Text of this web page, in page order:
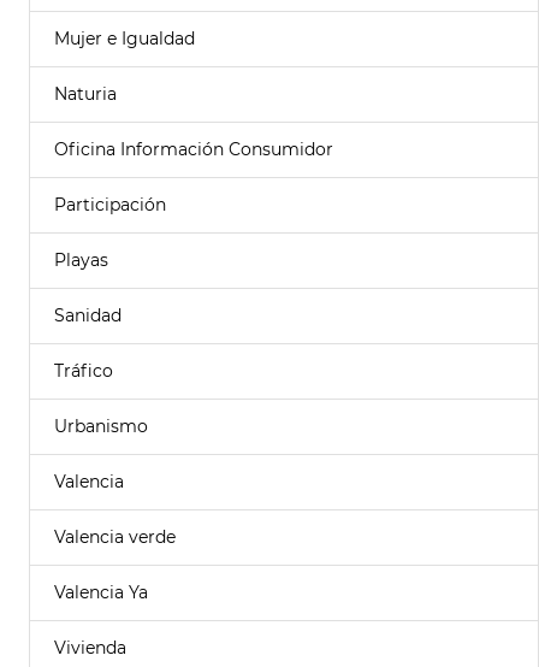
Mujer e Igualdad
Naturia
Oficina Información Consumidor
Participación
Playas
Sanidad
Tráfico
Urbanismo
Valencia
Valencia verde
Valencia Ya
Vivienda